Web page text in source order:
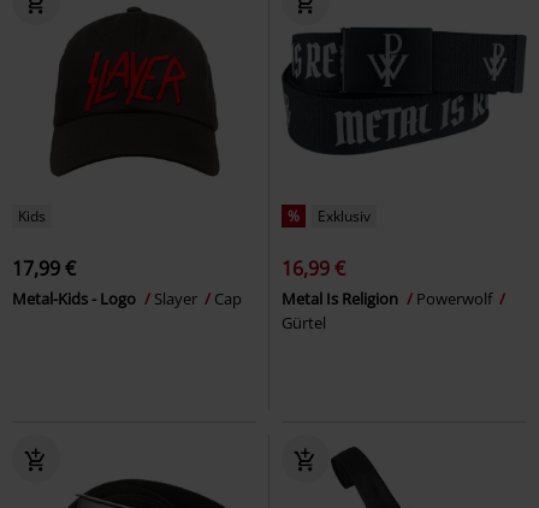
Kids
17,99 €
Metal-Kids - Logo Slayer Cap
% Exklusiv
16,99 €
Metal Is Religion
Powerwolf
Gürtel